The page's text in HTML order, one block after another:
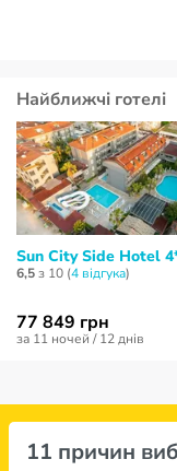
Найближчі готелі
Sun City Side Hotel
6,5з 10 (4 відгукa)
77 849 грн
за 11 ночей / 12 днів
11 причин